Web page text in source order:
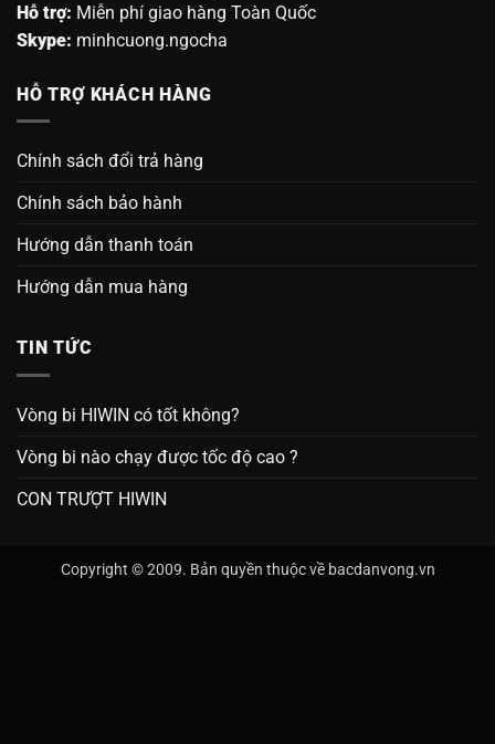
Hỗ trợ: Miễn phí giao hàng Toàn Quốc
Skype: minhcuong.ngocha
HỖ TRỢ KHÁCH HÀNG
Chính sách đổi trả hàng
Chính sách bảo hành
Hướng dẫn thanh toán
Hướng dẫn mua hàng
TIN TỨC
Vòng bi HIWIN có tốt không?
Vòng bi nào chạy được tốc độ cao ?
CON TRƯỢT HIWIN
Copyright © 2009. Bản quyền thuộc về bacdanvong.vn